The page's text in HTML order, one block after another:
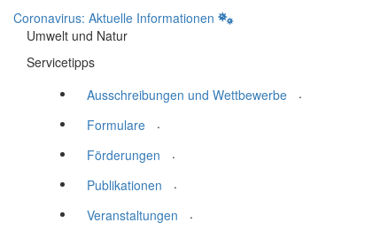
Coronavirus: Aktuelle Informationen
Umwelt und Natur
Servicetipps
Ausschreibungen und Wettbewerbe
.
Formulare
.
Förderungen
.
Publikationen
.
Veranstaltungen
.